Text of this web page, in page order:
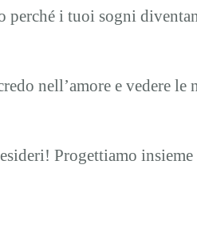
perché i tuoi sogni
nell’amore e vedere le
Progettiamo